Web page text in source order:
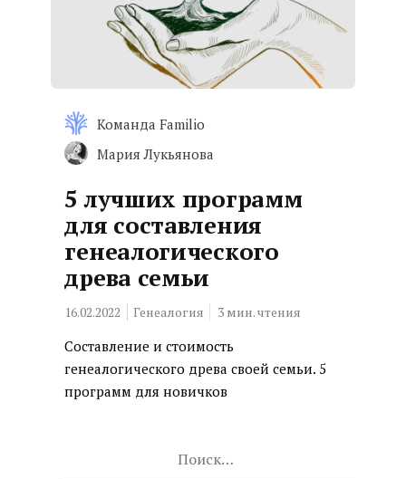
Команда Familio
Мария Лукьянова
5 лучших программ
для составления
генеалогического
древа семьи
16.02.2022 Генеалогия 3 мин. чтения
Составление и стоимость
генеалогического древа своей семьи. 5
программ для новичков